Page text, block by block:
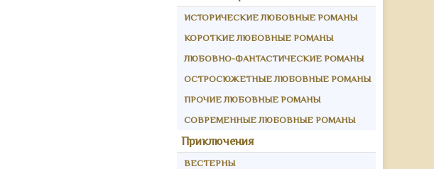
ИСТОРИЧЕСКИЕ ЛЮБОВНЫЕ РОМАНЫ
КОРОТКИЕ ЛЮБОВНЫЕ РОМАНЫ
ЛЮБОВНО-ФАНТАСТИЧЕСКИЕ РОМАНЫ
ОСТРОСЮЖЕТНЫЕ ЛЮБОВНЫЕ РОМАНЫ
ПРОЧИЕ ЛЮБОВНЫЕ РОМАНЫ
СОВРЕМЕННЫЕ ЛЮБОВНЫЕ РОМАНЫ
Приключения
ВЕСТЕРНЫ